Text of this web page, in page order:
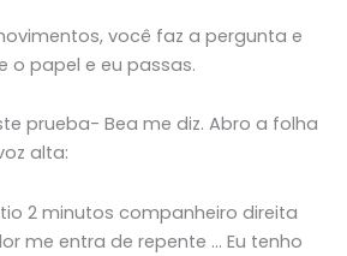
você faz a pergunta e
o papel e eu passas.
prueba- Bea me diz. Abro a folha
alta:
2 minutos companheiro direita
me entra de repente … Eu tenho